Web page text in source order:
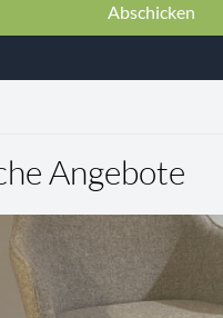
Abschicken
Angebote